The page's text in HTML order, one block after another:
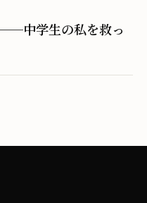
中学生の私を救っ